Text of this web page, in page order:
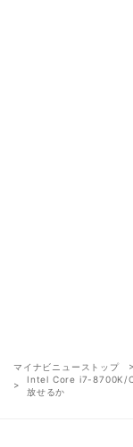
マイナビニューストップ
Intel Core i7-8700K/
放せるか